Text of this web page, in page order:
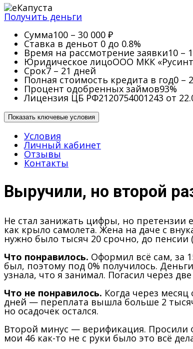
Получить деньги
Сумма100 – 30 000 ₽
Ставка в деньот 0 до 0.8%
Время на рассмотрение заявки10 –
Юридическое лицоООО МКК
Срок7 – 21 дней
Полная стоимость кредита в год0 –
Процент одобренных займов93%
Лицензия ЦБ РФ2120754001243 от
Показать ключевые условия
Условия
Личный кабинет
Отзывы
Контакты
Выручили, но второй
Не стал занижать цифры, но претензии
как крыло самолета. Жена на даче с
нужно было тысяч 20 срочно, до пенсии
Что понравилось. Оформил всё сам, за
был, поэтому под 0% получилось.
узнала, что я занимал. Погасил через
Что не понравилось. Когда через
дней — переплата вышла больше 2
но осадочек остался.
Второй минус — верификация. Просили
мои 46 как-то не с руки было это всё